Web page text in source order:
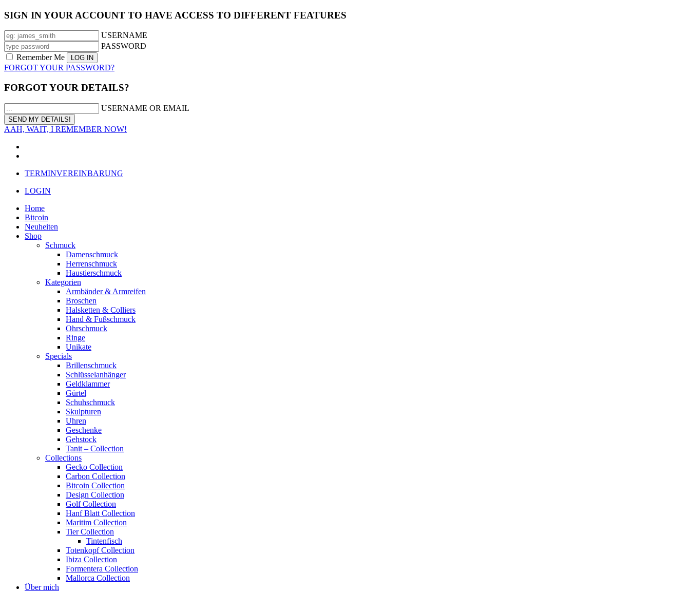
SIGN IN YOUR ACCOUNT TO HAVE ACCESS TO DIFFERENT FEATURES
USERNAME
PASSWORD
Remember Me
FORGOT YOUR PASSWORD?
FORGOT YOUR DETAILS?
USERNAME OR EMAIL
AAH, WAIT, I REMEMBER NOW!
TERMINVEREINBARUNG
LOGIN
Home
Bitcoin
Neuheiten
Shop
Schmuck
Damenschmuck
Herrenschmuck
Haustierschmuck
Kategorien
Armbänder & Armreifen
Broschen
Halsketten & Colliers
Hand & Fußschmuck
Ohrschmuck
Ringe
Unikate
Specials
Brillenschmuck
Schlüsselanhänger
Geldklammer
Gürtel
Schuhschmuck
Skulpturen
Uhren
Geschenke
Gehstock
Tanit – Collection
Collections
Gecko Collection
Carbon Collection
Bitcoin Collection
Design Collection
Golf Collection
Hanf Blatt Collection
Maritim Collection
Tier Collection
Tintenfisch
Totenkopf Collection
Ibiza Collection
Formentera Collection
Mallorca Collection
Über mich